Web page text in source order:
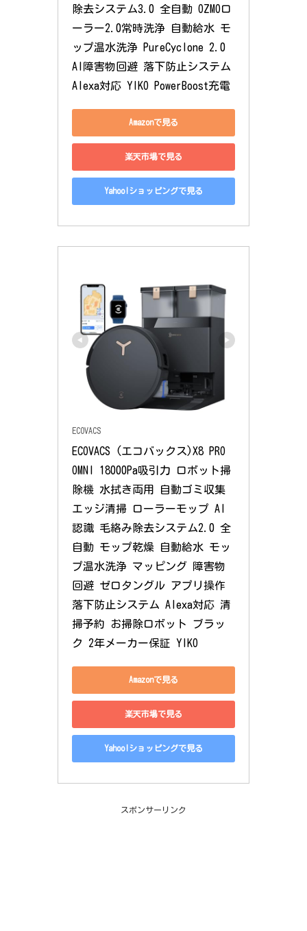
除去システム3.0 全自動 OZMOロ
ーラー2.0常時洗浄 自動給水 モ
ップ温水洗浄 PureCyclone 2.0
AI障害物回避 落下防止システム
Alexa対応 YIKO PowerBoost充電
Amazonで見る
楽天市場で見る
Yahoo!ショッピングで見る
ECOVACS
ECOVACS (エコバックス)X8 PRO
OMNI 18000Pa吸引力 ロボット掃
除機 水拭き両用 自動ゴミ収集
エッジ清掃 ローラーモップ AI
認識 毛絡み除去システム2.0 全
自動 モップ乾燥 自動給水 モッ
プ温水洗浄 マッピング 障害物
回避 ゼロタングル アプリ操作
落下防止システム Alexa対応 清
掃予約 お掃除ロボット ブラッ
ク 2年メーカー保証 YIKO
Amazonで見る
楽天市場で見る
Yahoo!ショッピングで見る
スポンサーリンク